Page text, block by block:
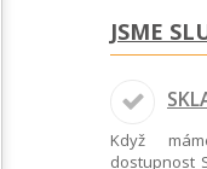
JSME
Když
dostupnost